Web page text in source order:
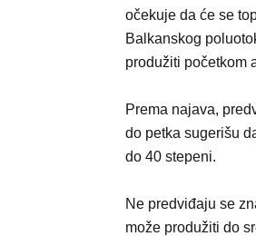
očekuje da će se
Balkanskog
produžiti početkom
Prema najava,
do petka sugerišu
do 40 stepeni.
Ne predviđaju se
može produžiti do